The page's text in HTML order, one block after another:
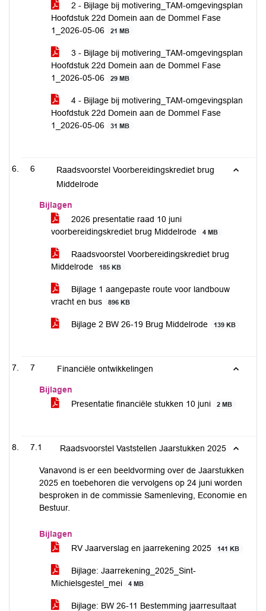
2 - Bijlage bij motivering_TAM-omgevingsplan
Hoofdstuk 22d Domein aan de Dommel Fase
1_2026-05-06
21 MB
3 - Bijlage bij motivering_TAM-omgevingsplan
Hoofdstuk 22d Domein aan de Dommel Fase
1_2026-05-06
29 MB
4 - Bijlage bij motivering_TAM-omgevingsplan
Hoofdstuk 22d Domein aan de Dommel Fase
1_2026-05-06
31 MB
6
Raadsvoorstel Voorbereidingskrediet brug
Middelrode
Bijlagen
2026 presentatie raad 10 juni
voorbereidingskrediet brug Middelrode
4 MB
Raadsvoorstel Voorbereidingskrediet brug
Middelrode
185 KB
Bijlage 1 aangepaste route voor landbouw
vracht en bus
896 KB
Bijlage 2 BW 26-19 Brug Middelrode 139 KB
7 Financiële ontwikkelingen
Bijlagen
Presentatie financiële stukken 10 juni
2 MB
7.1 Raadsvoorstel Vaststellen Jaarstukken 2025
Vanavond is er een beeldvorming over de Jaarstukken
2025 en toebehoren die vervolgens op 24 juni worden
besproken in de commissie Samenleving, Economie en
Bestuur.
Bijlagen
RV Jaarverslag en jaarrekening 2025
141 KB
Bijlage: Jaarrekening_2025_Sint-
Michielsgestel_mei
4 MB
Bijlage: BW 26-11 Bestemming jaarresultaat